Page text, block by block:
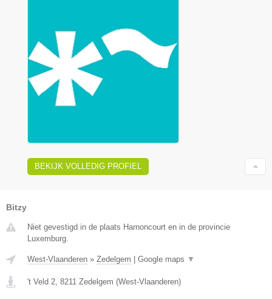
BEKIJK VOLLEDIG PROFIEL
Bitzy
Niet gevestigd in de plaats Harnoncourt en in de provincie
Luxemburg.
West-Vlaanderen » Zedelgem Google maps ▼
't Veld 2, 8211 Zedelgem (West-Vlaanderen)